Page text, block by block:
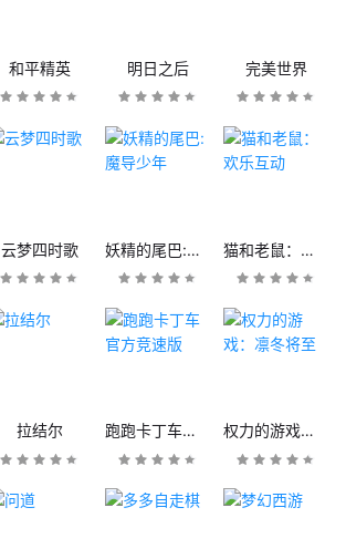
和平精英 明日之后 完美世界
云梦四时歌 妖精的尾巴:魔导少年 猫和老鼠：欢乐互动
拉结尔 跑跑卡丁车官方竞速版 权力的游戏：凛冬将至